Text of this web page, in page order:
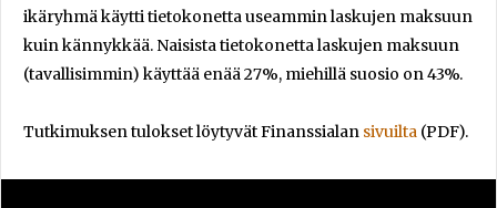
ikäryhmä käytti tietokonetta useammin laskujen maksuun
kuin kännykkää. Naisista tietokonetta laskujen maksuun
(tavallisimmin) käyttää enää 27%, miehillä suosio on 43%.
Tutkimuksen tulokset löytyvät Finanssialan sivuilta (PDF).